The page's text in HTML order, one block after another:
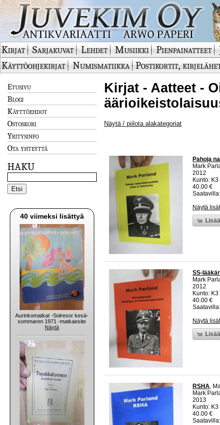
Kirjat Sarjakuvat Lehdet Musiikki Pienpainatteet
Käyttöohjekirjat
Numismatiikka Postikortit,
Etusivu
Blogi
Käyttöehdot
Ostoskori
Yritysinfo
Ota yhteyttä
HAKU
40 viimeksi lisättyä
Aurinkomatkat -Solresor kesä-
sommaren 1971 -matkaesite
Näytä
Kirjat - Aatteet -
Näytä / piilota alakategoriat
Pahoja
Mark
2012
Kunto:
40.00 €
Näytä
SS-
Mark
2012
Kunto:
40.00 €
Näytä
RSHA,
Mark
2013
Kunto:
40.00 €